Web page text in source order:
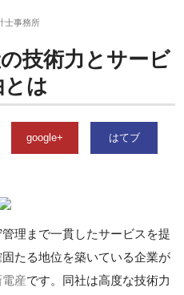
士事務所
技術力とサービ
は
google+ はてブ
理まで一貫したサービスを提
たる地位を築いている企業が
産です。同社は高度な技術力